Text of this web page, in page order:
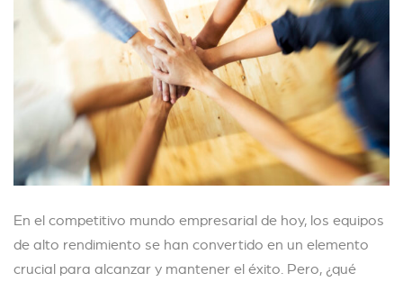
En el competitivo mundo empresarial de hoy, los equipos
de alto rendimiento se han convertido en un elemento
crucial para alcanzar y mantener el éxito. Pero, ¿qué